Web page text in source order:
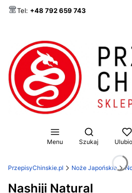
Tel: +48 792 659 743
Menu
Otwórz
Szukaj
PrzepisyChinskie.pl Noże Japońskie
Nashiji Natural